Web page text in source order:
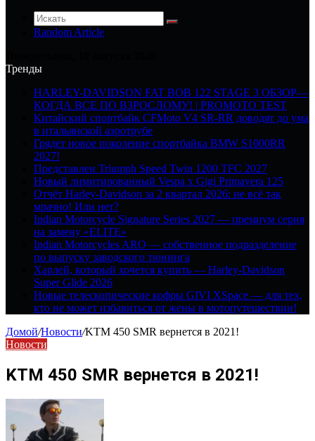
Random Article
Тренды
HARLEY-DAVIDSON FAT BOB 122 STAGE 3 ОБЗОР—
КОГДА ВСЕ ПО ВЗРОСЛОМУ! | PROMOTO TEST
Китайский спортбайк CFMoto V4 SR-RR доводят до ума
в итальянской аэротрубе
Грядет новое поколение спортбайка BMW S1000RR
2027!
Представлен Triumph Speed Twin 1200 TFC 2027
Новый лимитированный Vespa x Gigi Primavera 125
Отчёт Harley-Davidson за 2 квартал 2026: не всё так
мрачно! Или нет?
Indian Motorcycle Signature Series 2027 — премиум серия
на замену «ELITE»
Indian Motorcycles ARO — собственное подразделение
по выпуску заводского тюнинга
Харлей, который хочется купить — Harley-Davidson
Super Glide 2026
Новые телескопические кофры GIVI XSpace — для тех,
кто не может избавиться от жены в мотопутешествии!
Домой/Новости/KTM 450 SMR вернется в 2021!
Новости
KTM 450 SMR вернется в 2021!